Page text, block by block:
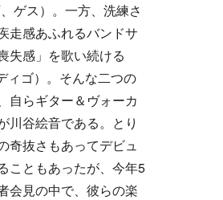
ゲス）。一方、洗練さ
走感あふれるバンドサ
失感」を歌い続ける
ィゴ）。そんな二つの
自らギター＆ヴォーカ
川谷絵音である。とり
奇抜さもあってデビュ
こともあったが、今年5
会見の中で、彼らの楽